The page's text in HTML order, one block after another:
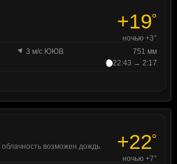
+19°
ночью +3°
3 м/с ЮЮВ
751 мм
22:43 → 2:17
возможен дождь +22°
ночью +7°